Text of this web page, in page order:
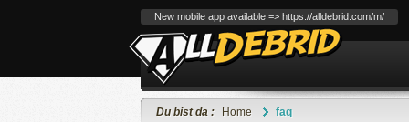
New mobile app available => https://alldebrid.com/m/
Du bist da : Home faq